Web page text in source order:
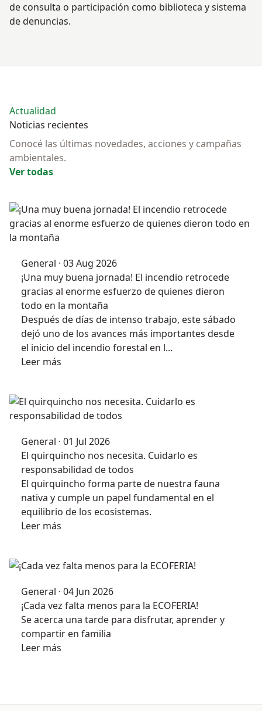
de consulta o participación como biblioteca y sistema
de denuncias.
Actualidad
Noticias recientes
Conocé las últimas novedades, acciones y campañas
ambientales.
Ver todas
General · 03 Aug 2026
¡Una muy buena jornada! El incendio retrocede
gracias al enorme esfuerzo de quienes dieron
todo en la montaña
Después de días de intenso trabajo, este sábado
dejó uno de los avances más importantes desde
el inicio del incendio forestal en l...
Leer más
General · 01 Jul 2026
El quirquincho nos necesita. Cuidarlo es
responsabilidad de todos
El quirquincho forma parte de nuestra fauna
nativa y cumple un papel fundamental en el
equilibrio de los ecosistemas.
Leer más
General · 04 Jun 2026
¡Cada vez falta menos para la ECOFERIA!
Se acerca una tarde para disfrutar, aprender y
compartir en familia
Leer más